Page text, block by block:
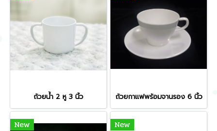
ถ้วยน้ำ 2 หู 3 นิ้ว ถ้วยกาแฟพร้อมจานรอง 6 นิ้ว
New New